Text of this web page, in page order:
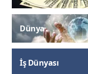
Dünya
İş Dünyası